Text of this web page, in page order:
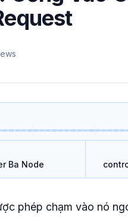
Ba Node
phép chạm vào nó